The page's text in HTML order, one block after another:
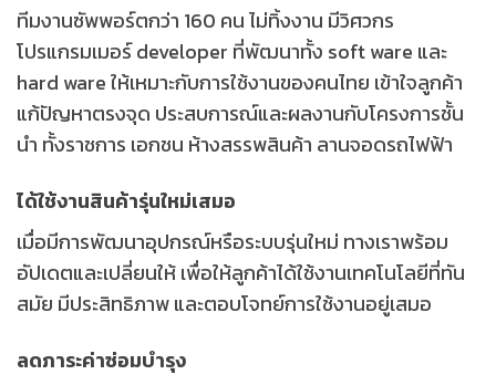
ทีมงานซัพพอร์ตกว่า 160 คน ไม่ทิ้งงาน มีวิศวกร
โปรแกรมเมอร์ developer ที่พัฒนาทั้ง soft ware และ
hard ware ให้เหมาะกับการใช้งานของคนไทย เข้าใจลูกค้า
แก้ปัญหาตรงจุด ประสบการณ์และผลงานกับโครงการชั้น
นำ ทั้งราชการ เอกชน ห้างสรรพสินค้า ลานจอดรถไฟฟ้า
ได้ใช้งานสินค้ารุ่นใหม่เสมอ
เมื่อมีการพัฒนาอุปกรณ์หรือระบบรุ่นใหม่ ทางเราพร้อม
อัปเดตและเปลี่ยนให้ เพื่อให้ลูกค้าได้ใช้งานเทคโนโลยีที่ทัน
สมัย มีประสิทธิภาพ และตอบโจทย์การใช้งานอยู่เสมอ
ลดภาระค่าซ่อมบำรุง